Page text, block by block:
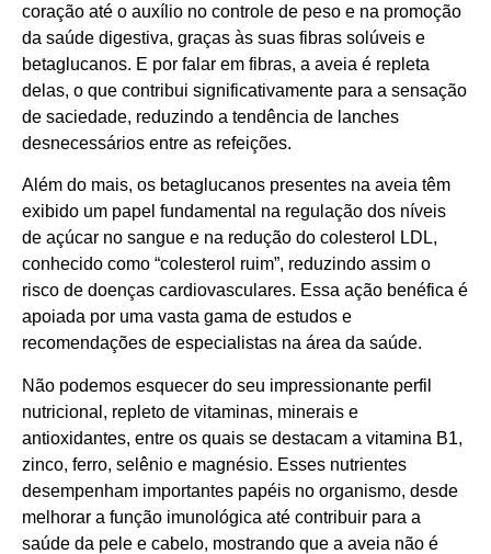
coração até o auxílio no controle de peso e na promoção
da saúde digestiva, graças às suas fibras solúveis e
betaglucanos. E por falar em fibras, a aveia é repleta
delas, o que contribui significativamente para a sensação
de saciedade, reduzindo a tendência de lanches
desnecessários entre as refeições.
Além do mais, os betaglucanos presentes na aveia têm
exibido um papel fundamental na regulação dos níveis
de açúcar no sangue e na redução do colesterol LDL,
conhecido como “colesterol ruim”, reduzindo assim o
risco de doenças cardiovasculares. Essa ação benéfica é
apoiada por uma vasta gama de estudos e
recomendações de especialistas na área da saúde.
Não podemos esquecer do seu impressionante perfil
nutricional, repleto de vitaminas, minerais e
antioxidantes, entre os quais se destacam a vitamina B1,
zinco, ferro, selênio e magnésio. Esses nutrientes
desempenham importantes papéis no organismo, desde
melhorar a função imunológica até contribuir para a
saúde da pele e cabelo, mostrando que a aveia não é